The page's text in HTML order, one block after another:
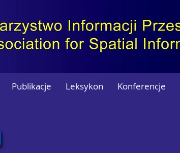
Publikacje Leksykon Konferencje